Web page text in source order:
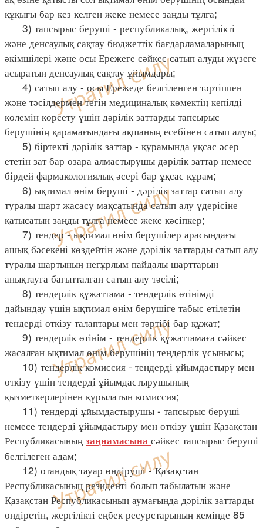
құқығы бар кез келген жеке немесе заңды тұлға;
3) тапсырыс беруші - республикалық, жергілікті
және денсаулық сақтау бюджеттік бағдарламаларының
әкімшілері және осы Ережеге сәйкес сатып алуды жүзеге
асыратын денсаулық сақтау ұйымдары;
4) сатып алу - осы Ережеде белгіленген тәртіппен
және тәсілдермен тегін медициналық көмектің кепілді
көлемін көрсету үшін дәрілік заттарды тапсырыс
берушінің қарамағындағы ақшаның есебінен сатып алуы;
5) біртекті дәрілік заттар - құрамында ұқсас әсер
ететін зат бар өзара алмастырушы дәрілік заттар немесе
бірдей фармакологиялық әсері бар ұқсас құрам;
6) ықтимал өнім беруші - дәрілік заттар сатып алу
туралы шарт жасасу мақсатында сатып алу үдерісіне
қатысатын заңды тұлға немесе жеке кәсіпкер;
7) тендер - ықтимал өнім берушілер арасындағы
ашық бәсекені көздейтін және дәрілік заттарды сатып алу
туралы шартының неғұрлым пайдалы шарттарын
анықтауға бағытталған сатып алу тәсілі;
8) тендерлік құжаттама - тендерлік өтінімді
дайындау үшін ықтимал өнім берушіге табыс етілетін
тендерді өткізу талаптары мен тәртібі бар құжат;
9) тендерлік өтінім - тендерлік құжаттамаға сәйкес
жасалған ықтимал өнім берушінің тендерлік ұсынысы;
10) тендерлік комиссия - тендерді ұйымдастыру мен
өткізу үшін тендерді ұйымдастырушының
қызметкерлерінен құрылатын комиссия;
11) тендерді ұйымдастырушы - тапсырыс беруші
немесе тендерді ұйымдастыру мен өткізу үшін Қазақстан
Республикасының заңнамасына сәйкес тапсырыс беруші
белгілеген адам;
12) отандық тауар өндіруші - Қазақстан
Республикасының резиденті болып табылатын және
Қазақстан Республикасының аумағында дәрілік заттарды
өндіретін, жергілікті еңбек ресурстарының кемінде 85